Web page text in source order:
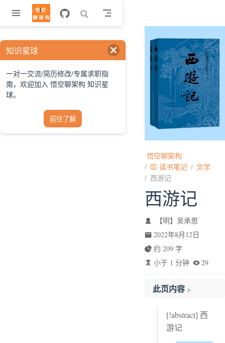
跳至主要內容
悟空聊架构
读书笔记
文学
西游记
西游记
【明】吴承恩
2022年8月12日
约 209 字
小于 1 分钟
29
此页内容
[!abstract] 西
游记
知识星球
一对一交流/简历修改/专属求职指
南，欢迎加入 悟空聊架构 知识星
球。
前往了解